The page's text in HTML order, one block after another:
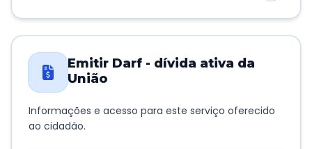
Emitir Darf - dívida ativa da
União
Informações e acesso para este serviço oferecido
ao cidadão.